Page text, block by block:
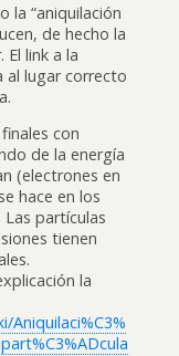
la “aniquilación
de hecho la
El link a la
al lugar correcto
con
de la energía
(electrones en
hace en los
partículas
tienen
la
Aniquilaci%C3%